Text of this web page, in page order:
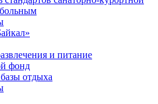
и питание
фонд
отдыха